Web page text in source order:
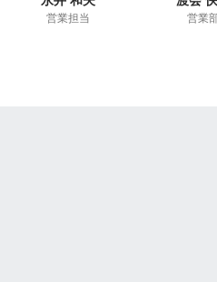
営業担当 営業